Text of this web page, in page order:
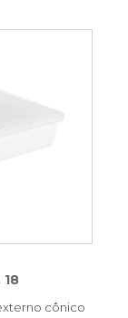
18
cônico